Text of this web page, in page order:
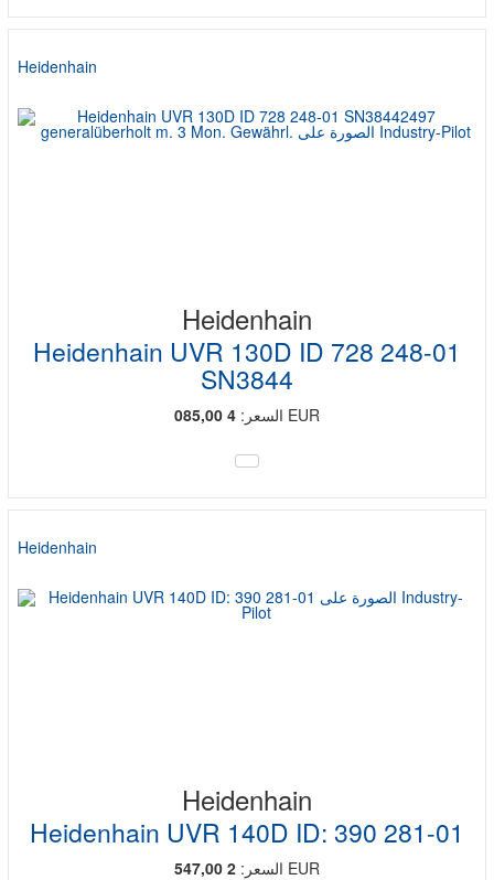
Heidenhain
Heidenhain
Heidenhain UVR 130D ID 728 248-01
SN3844
السعر: 4 085,00 EUR
Heidenhain
Heidenhain
Heidenhain UVR 140D ID: 390 281-01
السعر: 2 547,00 EUR